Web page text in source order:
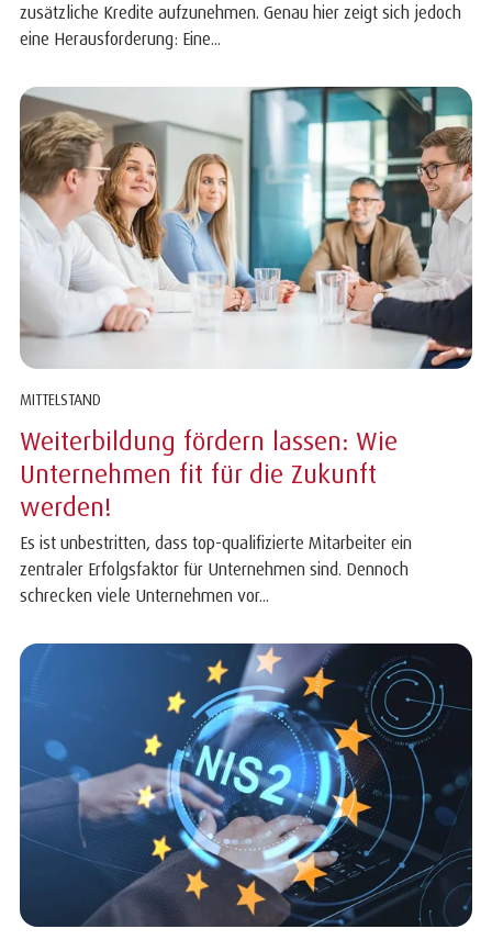
zusätzliche Kredite aufzunehmen. Genau hier zeigt sich jedoch
eine Herausforderung: Eine...
MITTELSTAND
Weiterbildung fördern lassen: Wie
Unternehmen fit für die Zukunft
werden!
Es ist unbestritten, dass top-qualifizierte Mitarbeiter ein
zentraler Erfolgsfaktor für Unternehmen sind. Dennoch
schrecken viele Unternehmen vor...